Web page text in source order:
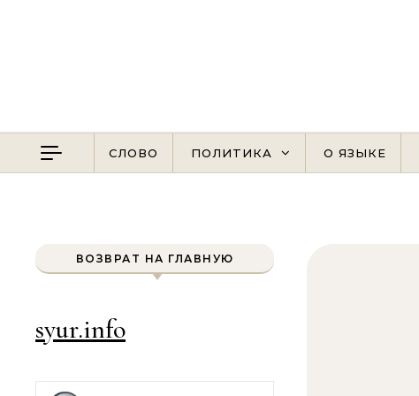
СЛОВО ПОЛИТИКА О ЯЗЫКЕ
ВОЗВРАТ НА ГЛАВНУЮ
syur.info